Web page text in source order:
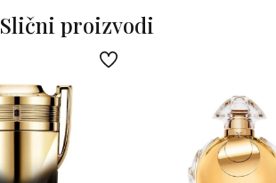
Slični proizvodi